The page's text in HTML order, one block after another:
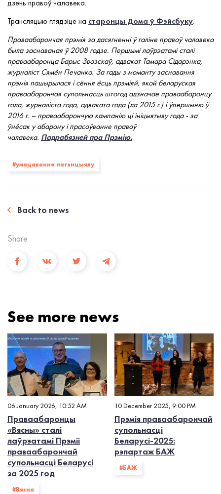
дзень правоў чалавека.
Трансляцыю глядзіце на старонцы Дома ў Фэйсбуку.
Праваабарончая прэмія за дасягненні ў галіне правоў чалавека
была заснаваная ў 2008 годзе. Першымі лаўрэатамі сталі
праваабаронца Барыс Звозскаў, адвакат Тамара Сідарэнка,
журналіст Сямён Печанко. За гады з моманту заснавання
прэмія пашырылася і сёння ёсць прэміяй, якой беларуская
праваабарончая супольнасць штогод адзначае праваабаронцу
года, журналіста года, адваката года (да 2015 г.) і ўпершыню ў
2016 г. – праваабарончую кампанію ці ініцыятыву года - за
ўнёсак у абарону і прасоўванне правоў
чалавека. Падрабязней пра Прэмію.
#умацаванне патэнцыялу
Back to news
Share
See more news
06 January 2026, 10:52 AM
Праваабаронцы
«Вясны» сталі
лаўрэатамі Прэміі
праваабарончай
супольнасці Беларусі
за 2025 год
#Вясна
10 December 2025, 9:00 PM
Прэмія праваабарончай
супольнасці
Беларусі-2025:
рэпартаж БАЖ
#БАЖ